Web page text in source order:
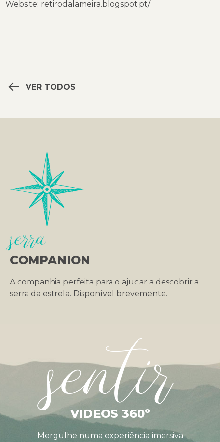
Website: retirodalameira.blogspot.pt/
VER TODOS
serra
COMPANION
A companhia perfeita para o ajudar a descobrir a
serra da estrela. Disponível brevemente.
sentir
VIDEOS 360º
Mergulhe numa experiência imersiva